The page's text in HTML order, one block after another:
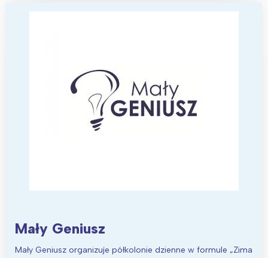
Mały Geniusz
Mały Geniusz organizuje półkolonie dzienne w formule „Zima